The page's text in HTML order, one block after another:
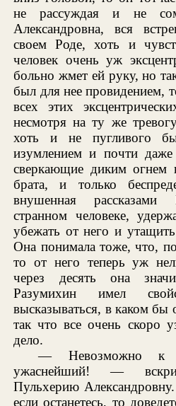
не рассуждая и не
Александровна, вся
своем Роде, хоть и
человек очень уж
больно жмет ей руку, но
был для нее провидением,
всех этих
несмотря на ту же
хоть и не пугливого
изумлением и почти даже
сверкающие диким огнем
брата, и только
внушенная
странном человеке,
убежать от него и
Она понимала тоже, что,
то от него теперь уж
через десять она
Разумихин имел
высказываться, в каком бы
так что все очень скоро
дело.
— Невозможно к
ужаснейший! —
Пульхерию
если останетесь, то